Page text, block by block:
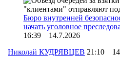
Бюро внутренней
начать уголовное
16:39 14.7.2026
Николай КУДРЯВЦЕВ 21:10